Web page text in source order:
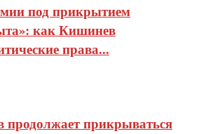
под прикрытием
как Кишинев
права...
прикрываться